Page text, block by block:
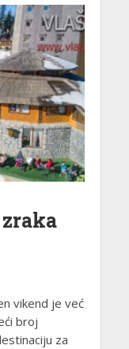
vikend je već
broj
za